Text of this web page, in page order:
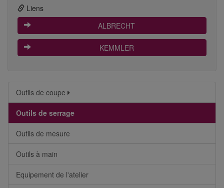
Liens
ALBRECHT
KEMMLER
Outils de coupe
Outils de serrage
Outils de mesure
Outils à main
Equipement de l'atelier